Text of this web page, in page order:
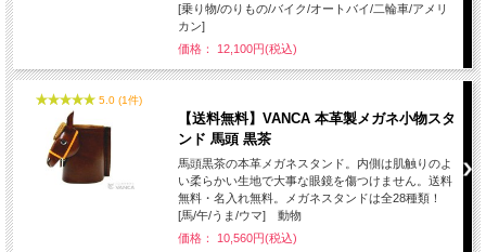
[乗り物/のりもの/バイク/オートバイ/二輪車/アメリ
カン]
価格： 12,100円(税込)
5.0 (1件)
【送料無料】VANCA 本革製メガネ小物スタ
ンド 馬頭 黒茶
馬頭黒茶の本革メガネスタンド。内側は肌触りのよ
い柔らかい生地で大事な眼鏡を傷つけません。送料
無料・名入れ無料。メガネスタンドは全28種類！
[馬/午/うま/ウマ] 動物
価格： 10,560円(税込)